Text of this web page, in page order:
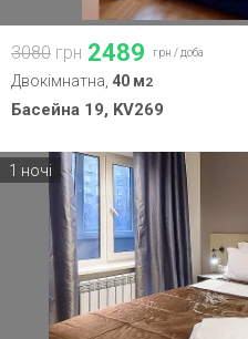
3080 грн 2489 грн / доба
Двокімнатна, 40 м2
Басейна 19, KV269
1 ночі